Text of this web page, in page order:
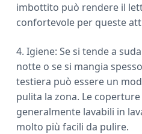
imbottito può rendere il
confortevole per queste
4. Igiene: Se si tende a
notte o se si mangia
testiera può essere un
pulita la zona. Le
generalmente lavabili in
molto più facili da pulire.